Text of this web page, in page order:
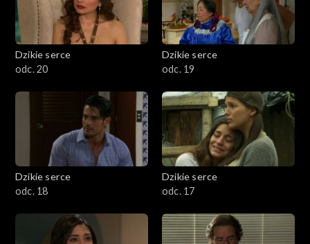
Dzikie serce
odc. 20
Dzikie serce
odc. 19
Dzikie serce
odc. 18
Dzikie serce
odc. 17